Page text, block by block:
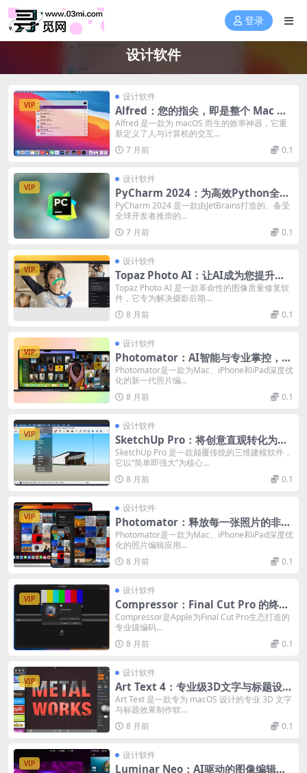
登录
设计软件
VIP
设计软件
Alfred：您的指尖，即是整个 Mac 的
指挥中心
Alfred 是一款为 macOS 而生的效率神器，它重
新定义了人与计算机的交互...
7 月前
0.1
VIP
设计软件
PyCharm 2024：为高效Python全栈
开发而生的智能工作台
PyCharm 2024 是一款由JetBrains打造的、备受
全球开发者推崇的...
7 月前
0.1
VIP
设计软件
Topaz Photo AI：让AI成为您提升画
质的得力副驾
Topaz Photo AI 是一款革命性的图像质量修复软
件，它专为解决摄影后期...
8 月前
0.1
VIP
设计软件
Photomator：AI智能与专业掌控，重
塑照片编辑新体验
Photomator是一款为Mac、iPhone和iPad深度优
化的新一代照片编...
8 月前
0.1
VIP
设计软件
SketchUp Pro：将创意直观转化为三
维现实的设计利器
SketchUp Pro 是一款颠覆传统的三维建模软件，
它以“简单即强大”为核心...
8 月前
0.1
VIP
设计软件
Photomator：释放每一张照片的非凡
潜力
Photomator是一款为Mac、iPhone和iPad深度优
化的照片编辑应用...
8 月前
0.1
VIP
设计软件
Compressor：Final Cut Pro 的终极
编码与转码解决方案
Compressor是Apple为Final Cut Pro生态打造的
专业级编码...
8 月前
0.1
VIP
设计软件
Art Text 4：专业级3D文字与标题设计
神器｜创意效果、材质与矢量资源的完
美结合
Art Text 是一款专为 macOS 设计的专业 3D 文字
与标题效果制作软...
8 月前
0.1
VIP
设计软件
Luminar Neo：AI驱动的图像编辑革